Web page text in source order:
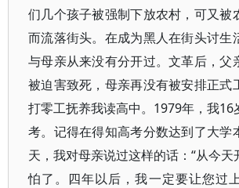
们几个孩子被强制下放农村，可又被
而流落街头。在成为黑人在街头讨生
与母亲从来没有分开过。文革后，父
被迫害致死，母亲再没有被安排正式
打零工抚养我读高中。1979年，我16
考。记得在得知高考分数达到了大学
天，我对母亲说过这样的话：“从今
怕了。四年以后，我一定要让您过